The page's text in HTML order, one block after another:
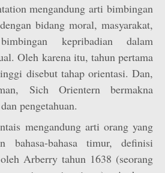
mengandung arti bimbingan
bidang moral, masyarakat,
kepribadian dalam
Oleh karena itu, tahun pertama
disebut tahap orientasi. Dan,
Sich Orientern bermakna
pengetahuan.
mengandung arti orang yang
bahasa-bahasa timur, definisi
Arberry tahun 1638 (seorang